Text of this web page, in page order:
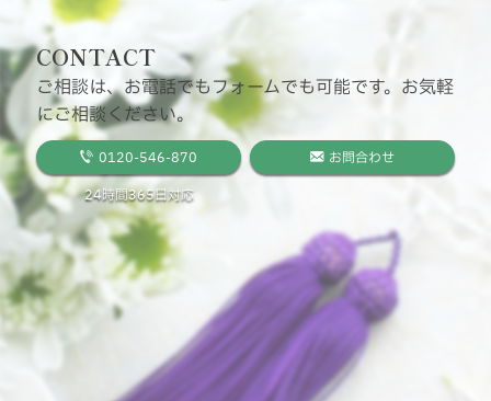
CONTACT
ご相談は、お電話でもフォームでも可能です。お気軽
にご相談ください。
0120-546-870
24時間365日対応
お問合わせ